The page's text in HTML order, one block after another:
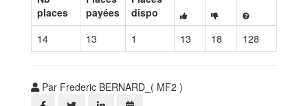
places
payées
dispo
14
13 1 13 18 128
Par Frederic BERNARD_( MF2 )